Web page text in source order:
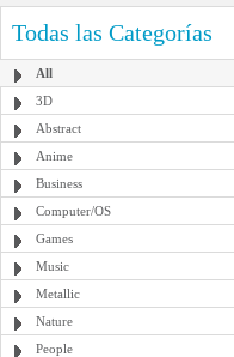
Todas las Categorías
All
3D
Abstract
Anime
Business
Computer/OS
Games
Music
Metallic
Nature
People